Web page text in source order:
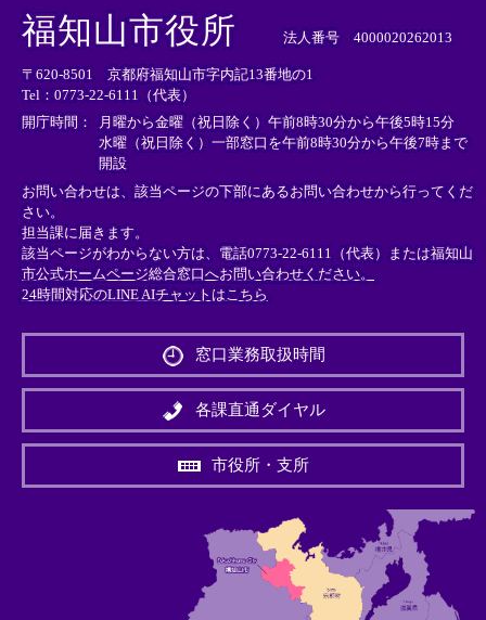
外
部
リ
ン
ク
＞
外
リ
ン
ク
＞
外
部
ン
ク
＞
福知山市役所 法人番号 4000020262013
〒620-8501 京都府福知山市字内記13番地の1
Tel：0773-22-6111（代表）
開庁時間：
月曜から金曜（祝日除く）午前8時30分から午後5時15分
水曜（祝日除く）一部窓口を午前8時30分から午後7時まで
開設
お問い合わせは、該当ページの下部にあるお問い合わせから行ってくだ
さい。
担当課に届きます。
該当ページがわからない方は、電話0773-22-6111（代表）または福知山
市公式ホームページ総合窓口へお問い合わせください。
24時間対応のLINE AIチャットはこちら
外
リ
ン
＞
窓口業務取扱時間
各課直通ダイヤル
市役所・支所